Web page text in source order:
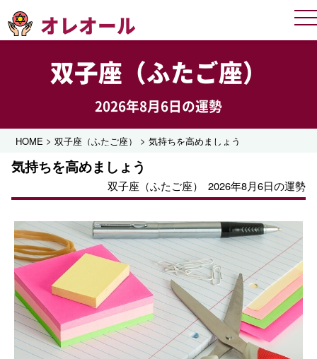
オレオール
双子座（ふたご座）
2026年8月6日の運勢
HOME >双子座（ふたご座） >気持ちを高めましょう
気持ちを高めましょう
双子座（ふたご座） 2026年8月6日の運勢